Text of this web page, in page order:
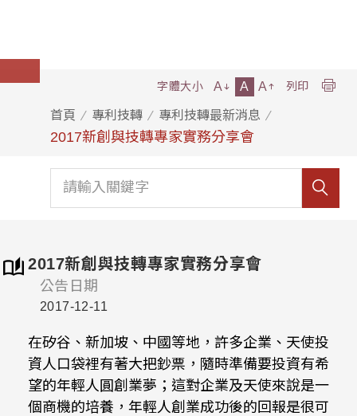
首頁 專利技轉 專利技轉最新消息
2017新創與技轉專家實務分享會
字體大小 A A A 列印
2017新創與技轉專家實務分享會
公告日期
2017-12-11
在矽谷、新加坡、中國等地，許多企業、天使投
資人口袋裡有著大把鈔票，隨時準備要投資有希
望的年輕人圓創業夢；這對企業及天使來說是一
個商機的培養，年輕人創業成功後的回報是很可